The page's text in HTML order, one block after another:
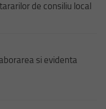
de consiliu local
si evidenta